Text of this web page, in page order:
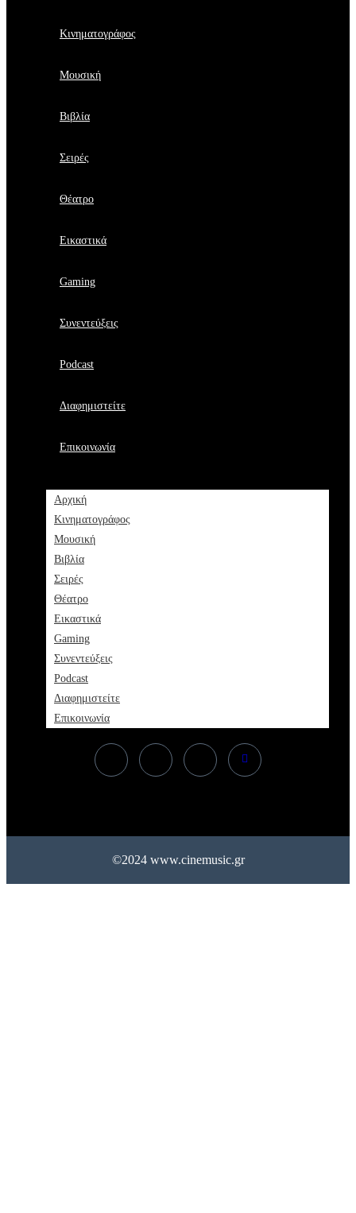
Κινηματογράφος
Μουσική
Βιβλία
Σειρές
Θέατρο
Εικαστικά
Gaming
Συνεντεύξεις
Podcast
Διαφημιστείτε
Επικοινωνία
Αρχική
Κινηματογράφος
Μουσική
Βιβλία
Σειρές
Θέατρο
Εικαστικά
Gaming
Συνεντεύξεις
Podcast
Διαφημιστείτε
Επικοινωνία
©2024 www.cinemusic.gr